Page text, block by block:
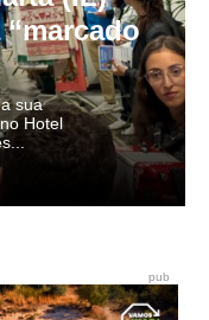
sua
Hotel
pub